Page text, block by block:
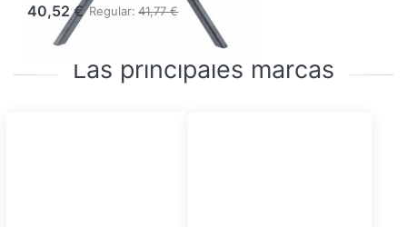
40,52 € Regular: 41,77 €
Las principales marcas